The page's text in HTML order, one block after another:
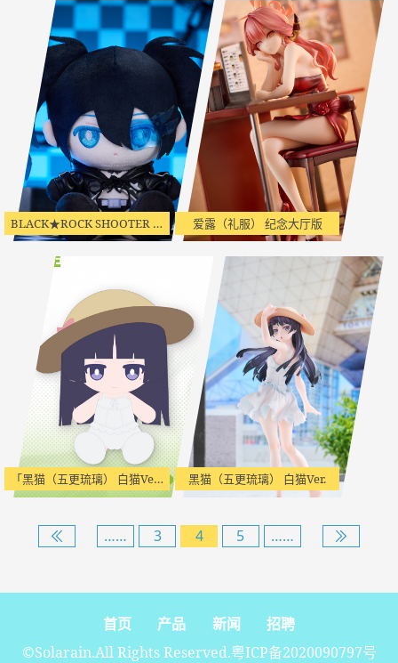
BLACK★ROCK SHOOTER PuniPuni坐姿毛绒娃娃 爱露（礼服） 纪念大厅版
「黑猫（五更琉璃） 白猫Ver.」 PuniPuni坐姿毛绒娃娃 黑猫（五更琉璃） 白猫Ver.
…… 3 4 5 ……
首页 产品 新闻
招聘
©Solarain.All Rights Reserved.粤ICP备2020090797号